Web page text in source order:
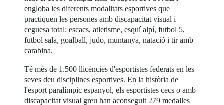
engloba les diferents modalitats esportives que
practiquen les persones amb discapacitat visual i
ceguesa total: escacs, atletisme, esquí alpí, futbol 5,
futbol sala, goalball, judo, muntanya, natació i tir amb
carabina.
Té més de 1.500 llicències d'esportistes federats en les
seves deu disciplines esportives. En la història de
l'esport paralímpic espanyol, els esportistes cecs o amb
discapacitat visual greu han aconseguit 279 medalles